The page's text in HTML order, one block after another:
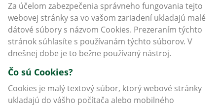
Za účelom zabezpečenia správneho fungovania tejto
webovej stránky sa vo vašom zariadení ukladajú malé
dátové súbory s názvom Cookies. Prezeraním týchto
stránok súhlasíte s používanám týchto súborov. V
dnešnej dobe je to bežne používaný nástroj.
Čo sú Cookies?
Cookies je malý textový súbor, ktorý webové stránky
ukladajú do vášho počítača alebo mobilného